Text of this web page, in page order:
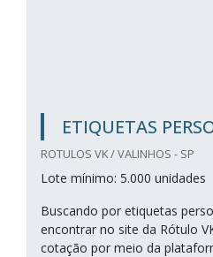
ETIQUETAS
ROTULOS VK / VALINHOS - SP
Lote mínimo: 5.000 unidades
Buscando por etiquetas
encontrar no site da Rótulo
cotação por meio da